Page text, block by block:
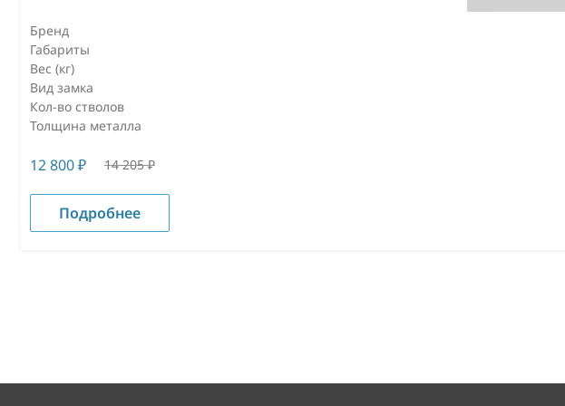
Бренд
Габариты
Вес (кг)
Вид замка
Кол-во стволов
Толщина металла
12 800₽ 14 205₽
Подробнее